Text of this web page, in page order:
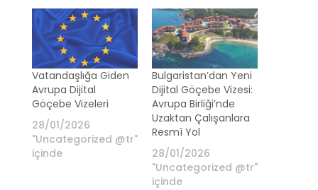
Vatandaşlığa Giden
Avrupa Dijital
Göçebe Vizeleri
28/01/2026
"Uncategorized @tr"
içinde
Bulgaristan’dan Yeni
Dijital Göçebe Vizesi:
Avrupa Birliği’nde
Uzaktan Çalışanlara
Resmî Yol
28/01/2026
"Uncategorized @tr"
içinde